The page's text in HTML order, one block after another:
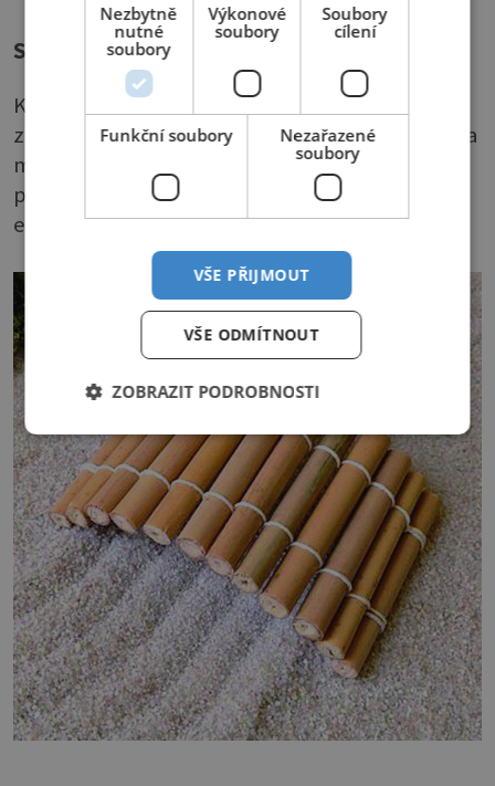
Styly
Klasická zenová zahrada je prostá a pracuje se
základními prvky, jako je písek, štěrk, kameny a
mech. Cílem je jednoduchost a vytvoření
prostoru pro rozjímání s minimem rušivých
elementů.
Nezbytně
nutné
soubory
Výkonové
soubory
Soubory
cílení
Funkční soubory
Nezařazené
soubory
VŠE PŘIJMOUT
VŠE ODMÍTNOUT
ZOBRAZIT PODROBNOSTI